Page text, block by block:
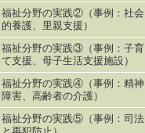
福祉分野の実践②（事例：社会
的養護、里親支援）
福祉分野の実践③（事例：子育
て支援、母子生活支援施設）
福祉分野の実践④（事例：精神
障害、高齢者の介護）
福祉分野の実践⑤（事例：司法